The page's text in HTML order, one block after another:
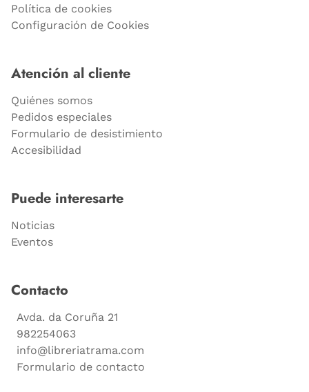
Política de cookies
Configuración de Cookies
Atención al cliente
Quiénes somos
Pedidos especiales
Formulario de desistimiento
Accesibilidad
Puede interesarte
Noticias
Eventos
Contacto
Avda. da Coruña 21
982254063
info@libreriatrama.com
Formulario de contacto